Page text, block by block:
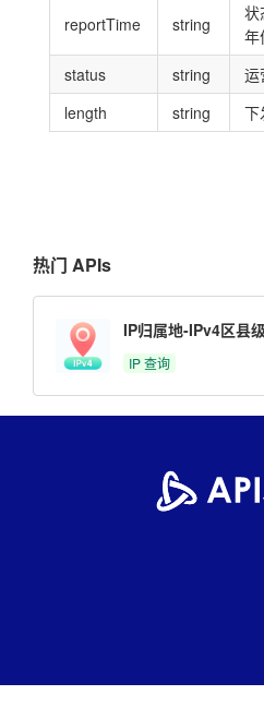
reportTime string
状
年
status
string
运
length
string 下
热门 APIs
IP归属地-IPv4区县
IP 查询